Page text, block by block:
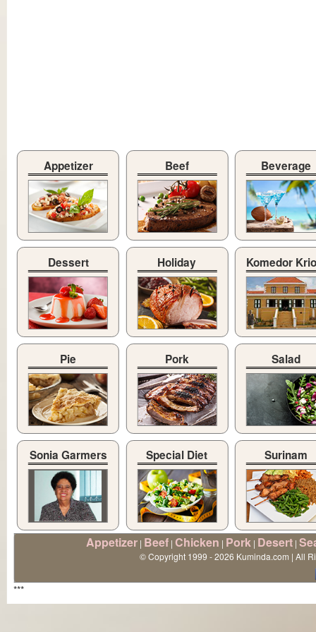
Appetizer Beef Beverage
Dessert Holiday Komedor
Pie Pork Salad
Sonia Garmers Special Diet Surinam
Appetizer | Beef | Chicken | Pork | Desert |
© Copyright 1999 - 2026 Kuminda.com | All
***